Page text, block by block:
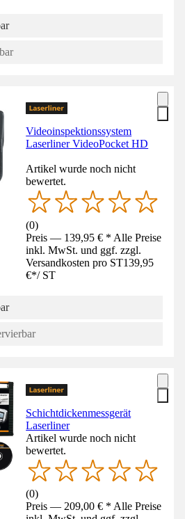
Videoinspektionssystem
Laserliner VideoPocket HD
Artikel wurde noch nicht
bewertet.
(0)
Preis — 139,95 € * Alle Preise
inkl. MwSt. und ggf. zzgl.
Versandkosten pro ST139,95
€*/ ST
Schichtdickenmessgerät
Laserliner
Artikel wurde noch nicht
bewertet.
(0)
Preis — 209,00 € * Alle Preise